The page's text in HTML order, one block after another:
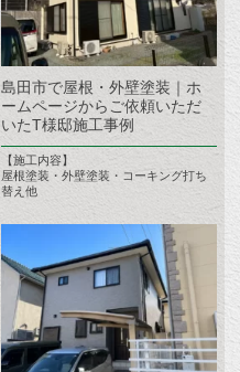
島田市で屋根・外壁塗装｜ホ
ームページからご依頼いただ
いたT様邸施工事例
【施工内容】
屋根塗装・外壁塗装・コーキング打ち
替え他